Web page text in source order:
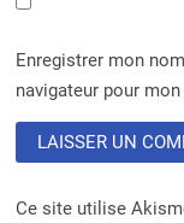
Enregistrer mon
navigateur pour
Ce site utilise